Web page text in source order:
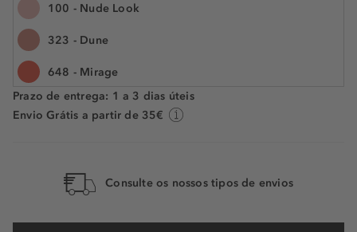
100 - Nude Look
323 - Dune
648 - Mirage
558 - Grace
07 - Jasmim
10 ml
Prazo de entrega: 1 a 3 dias úteis
Envio Grátis a partir de 35€
Consulte os nossos tipos de envios